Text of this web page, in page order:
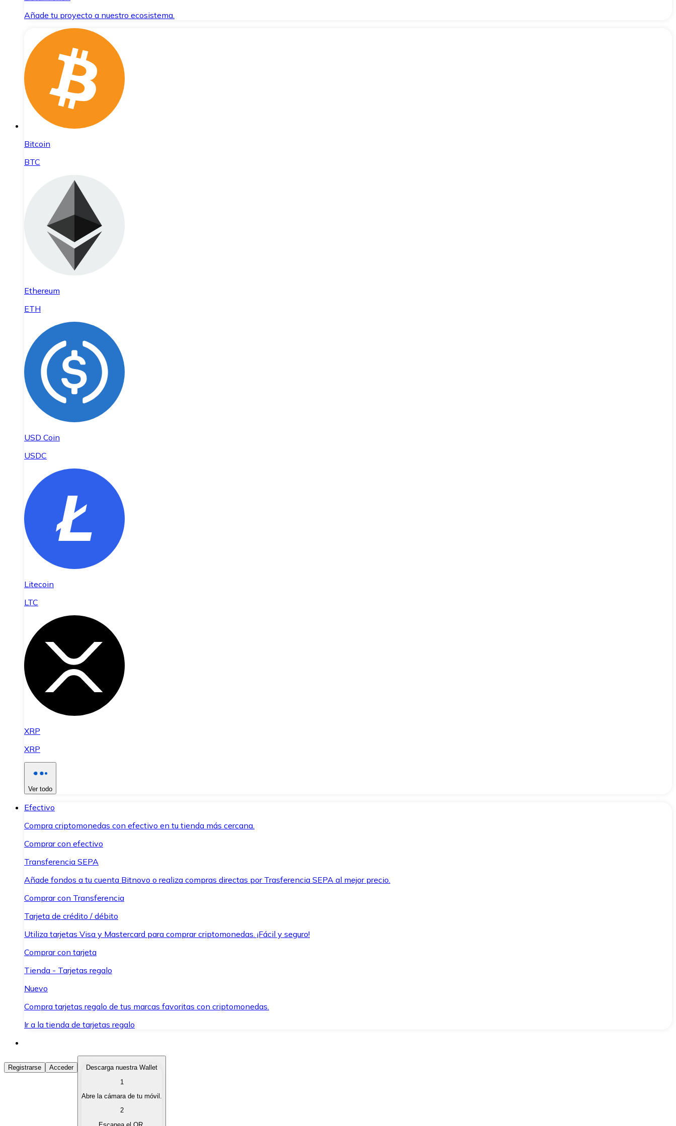
Añade tu proyecto a nuestro ecosistema.
Bitcoin
BTC
Ethereum
ETH
USD Coin
USDC
Litecoin
LTC
XRP
XRP
Ver todo
Efectivo
Compra criptomonedas con efectivo en tu tienda más cercana.
Comprar con efectivo
Transferencia SEPA
Añade fondos a tu cuenta Bitnovo o realiza compras directas por Trasferencia SEPA al mejor precio.
Comprar con Transferencia
Tarjeta de crédito / débito
Utiliza tarjetas Visa y Mastercard para comprar criptomonedas. ¡Fácil y seguro!
Comprar con tarjeta
Tienda - Tarjetas regalo
Nuevo
Compra tarjetas regalo de tus marcas favoritas con criptomonedas.
Ir a la tienda de tarjetas regalo
Comprar Criptomonedas
Compra criptomonedas con diferentes métodos de pago.
Vende tus criptomonedas de forma rápida y segura.
Registrarse Acceder
Descarga nuestra Wallet
1
Abre la cámara de tu móvil.
2